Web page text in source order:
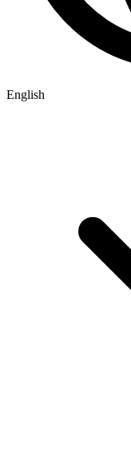
English